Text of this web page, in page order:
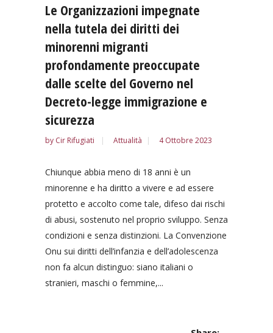
Le Organizzazioni impegnate
nella tutela dei diritti dei
minorenni migranti
profondamente preoccupate
dalle scelte del Governo nel
Decreto-legge immigrazione e
sicurezza
by Cir Rifugiati Attualità 4 Ottobre 2023
Chiunque abbia meno di 18 anni è un
minorenne e ha diritto a vivere e ad essere
protetto e accolto come tale, difeso dai rischi
di abusi, sostenuto nel proprio sviluppo. Senza
condizioni e senza distinzioni. La Convenzione
Onu sui diritti dell’infanzia e dell’adolescenza
non fa alcun distinguo: siano italiani o
stranieri, maschi o femmine,...